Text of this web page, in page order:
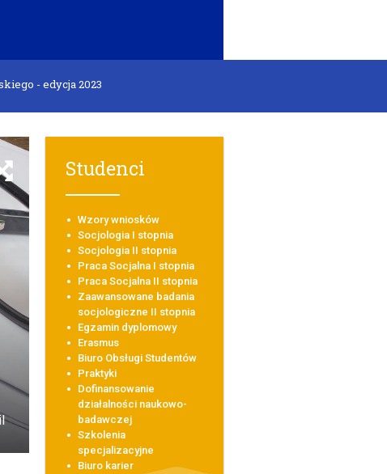
- edycja 2023
Studenci
Wzory wniosków
Socjologia I stopnia
Socjologia II stopnia
Praca Socjalna I stopnia
Praca Socjalna II stopnia
Zaawansowane badania
socjologiczne II stopnia
Egzamin dyplomowy
Erasmus
Biuro Obsługi Studentów
Praktyki
Dofinansowanie
działalności naukowo-
badawczej
Szkolenia
specjalizacyjne
Biuro karier